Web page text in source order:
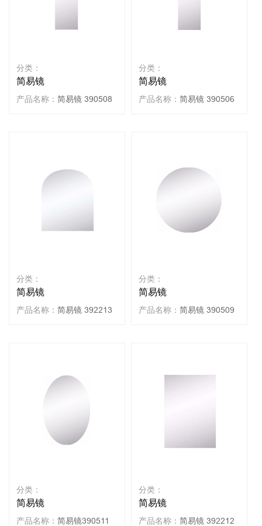
分类：
简易镜
产品名称： 简易镜 390508
分类：
简易镜
产品名称： 简易镜 390506
分类：
简易镜
产品名称： 简易镜 392213
分类：
简易镜
产品名称： 简易镜 390509
分类：
简易镜
产品名称： 简易镜390511
分类：
简易镜
产品名称： 简易镜 392212